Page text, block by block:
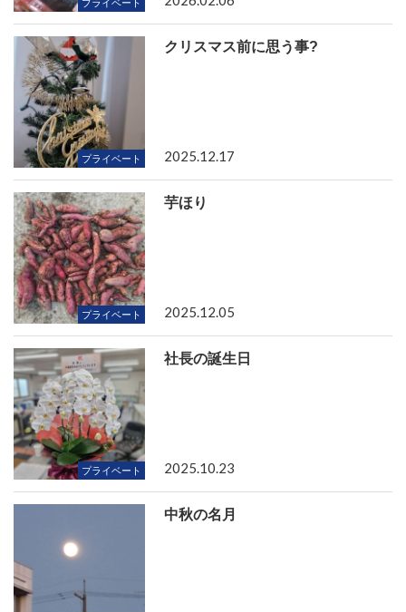
プライベート
プライベート
クリスマス前に思う事?
2025.12.17
プライベート
芋ほり
2025.12.05
プライベート
社長の誕生日
2025.10.23
中秋の名月